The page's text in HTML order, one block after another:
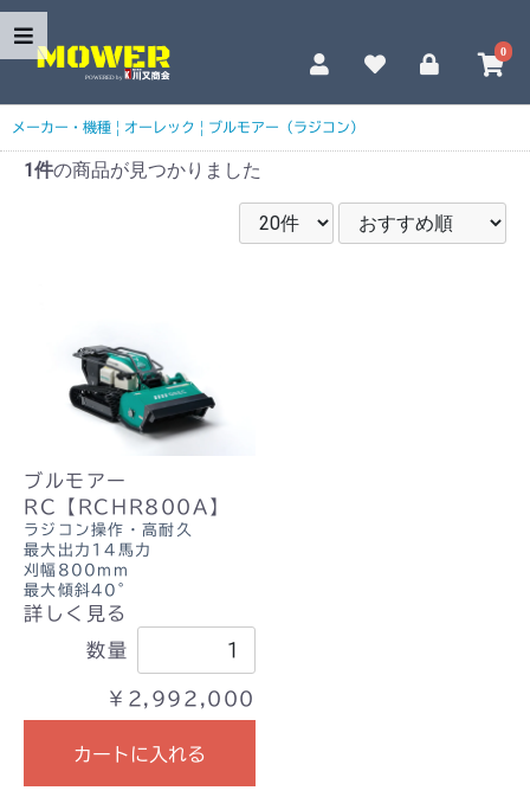
0
メーカー・機種 | オーレック | ブルモアー（ラジコン）
1件の商品が見つかりました
ブルモアー
RC【RCHR800A】
ラジコン操作・高耐久
最大出力14馬力
刈幅800mm
最大傾斜40°
詳しく見る
数量
￥2,992,000
カートに入れる